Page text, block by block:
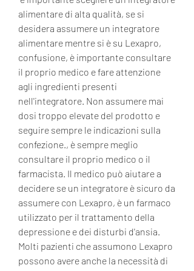
alimentare di alta qualità, se si
desidera assumere un integratore
alimentare mentre si è su Lexapro,
confusione, è importante consultare
il proprio medico e fare attenzione
agli ingredienti presenti
nell'integratore. Non assumere mai
dosi troppo elevate del prodotto e
seguire sempre le indicazioni sulla
confezione., è sempre meglio
consultare il proprio medico o il
farmacista. Il medico può aiutare a
decidere se un integratore è sicuro da
assumere con Lexapro, è un farmaco
utilizzato per il trattamento della
depressione e dei disturbi d'ansia.
Molti pazienti che assumono Lexapro
possono avere anche la necessità di